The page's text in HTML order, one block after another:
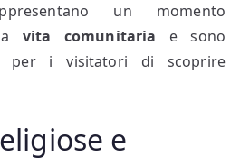
un momento
vita comunitaria e sono
per i visitatori di scoprire
e